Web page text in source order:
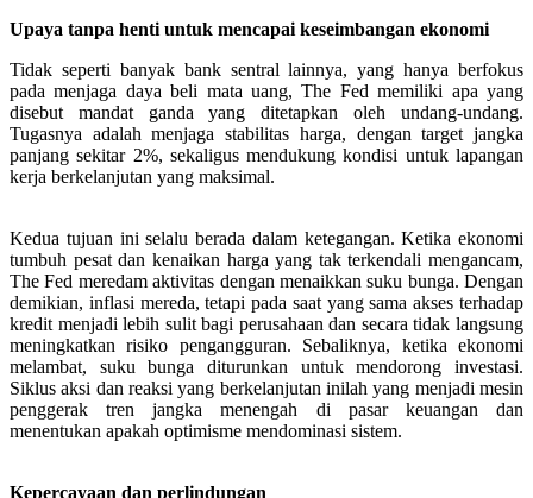
Upaya tanpa henti untuk mencapai keseimbangan ekonomi
Tidak seperti banyak bank sentral lainnya, yang hanya berfokus
pada menjaga daya beli mata uang, The Fed memiliki apa yang
disebut mandat ganda yang ditetapkan oleh undang-undang.
Tugasnya adalah menjaga stabilitas harga, dengan target jangka
panjang sekitar 2%, sekaligus mendukung kondisi untuk lapangan
kerja berkelanjutan yang maksimal.
Kedua tujuan ini selalu berada dalam ketegangan. Ketika ekonomi
tumbuh pesat dan kenaikan harga yang tak terkendali mengancam,
The Fed meredam aktivitas dengan menaikkan suku bunga. Dengan
demikian, inflasi mereda, tetapi pada saat yang sama akses terhadap
kredit menjadi lebih sulit bagi perusahaan dan secara tidak langsung
meningkatkan risiko pengangguran. Sebaliknya, ketika ekonomi
melambat, suku bunga diturunkan untuk mendorong investasi.
Siklus aksi dan reaksi yang berkelanjutan inilah yang menjadi mesin
penggerak tren jangka menengah di pasar keuangan dan
menentukan apakah optimisme mendominasi sistem.
Kepercayaan dan perlindungan